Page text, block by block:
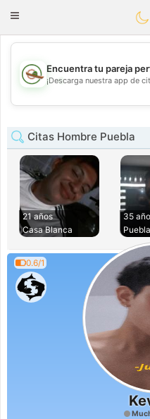
Toggle
💖
💕
Encuentra tu pareja
¡Descarga nuestra app de
Citas Hombre Puebla
21 años
Casa Blanca
35
0.6/1